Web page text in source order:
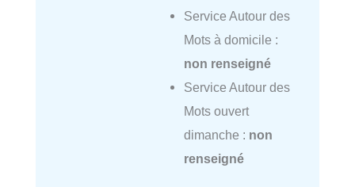
Service Autour des
Mots à domicile :
non renseigné
Service Autour des
Mots ouvert
dimanche : non
renseigné